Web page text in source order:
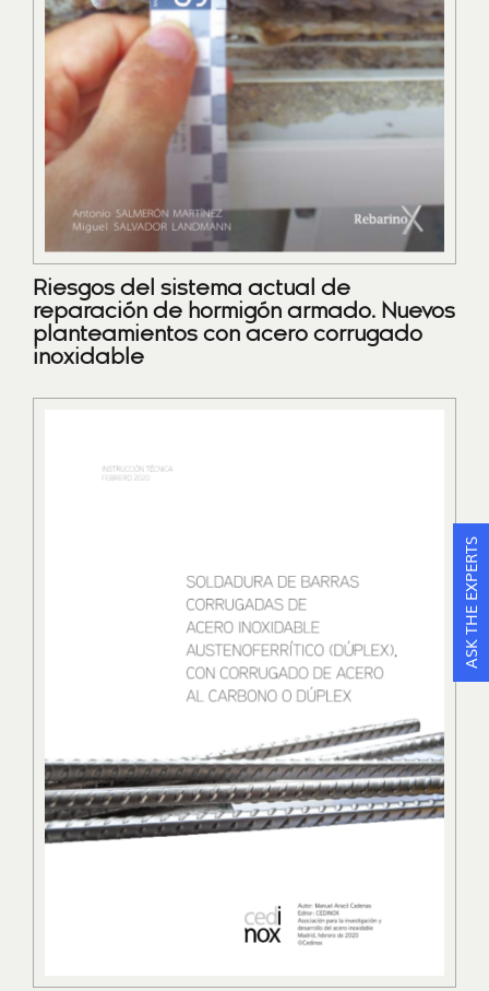
Riesgos del sistema actual de
reparación de hormigón armado. Nuevos
planteamientos con acero corrugado
inoxidable
ASK THE EXPERTS